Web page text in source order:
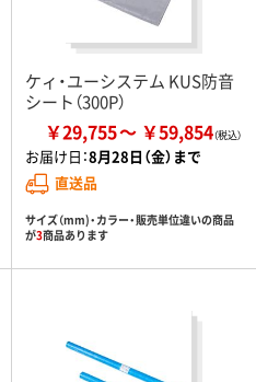
ケィ・ユーシステム KUS防音
シート（300P）
￥29,755 ￥59,854
お届け日：8月28日（金）まで
直送品
サイズ（mm)・カラー・販売単位違いの商品
が3商品あります